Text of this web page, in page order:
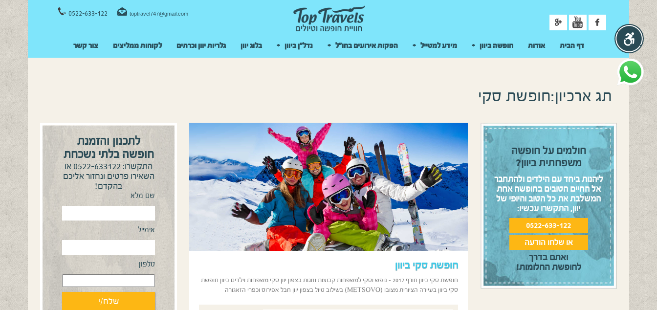
0522-633-122 toptravel747@gmail.com
דף הבית אודות חופשה ביוון מידע למטייל הפקות אירועים בחו"ל נדל"ן ביוון בלוג יוון גלריות יוון וכרתים לקוחות ממליצים צור קשר
תג ארכיון:חופשת סקי
לתכנון והזמנת
חופשה בלתי נשכחת
התקשרו: 0522-633122 או
השאירו פרטים ונחזור אליכם
בהקדם!
שם מלא
אימייל
טלפון חופשת סקי ביוון
חופשת סקי ביוון חורף 2017 – נופש וסקי למשפחות קבוצות וזוגות בצפון יוון סקי משפחות וילדים ביוון חופשת
סקי ביוון בעיירה הציורית מצובו (METSOVO) בשילוב טיול בצפון יוון חבל אפירוס וכפרי הזאגורה
חולמים על חופשה
משפחתית ביוון?
ליהנות ביחד עם הילדים ולהתחבר
אל החיים הטובים בחופשה אחת
המשלבת את כל הטוב והיופי של
יוון, התקשרו עכשיו:
0522-633-122
או שלחו הודעה
ואתם בדרך
לחופשת החלומות!